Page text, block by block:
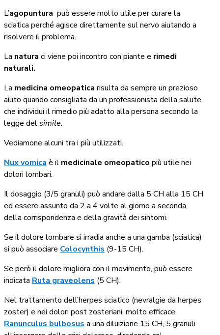
L’agopuntura può essere molto utile per curare la
sciatica perché agisce direttamente sul nervo aiutando a
risolvere il problema.
La natura ci viene poi incontro con piante e rimedi
naturali.
La medicina omeopatica risulta da sempre un prezioso
aiuto quando consigliata da un professionista della salute
che individui il rimedio più adatto alla persona secondo la
legge delsimile.
Vediamone alcuni tra i più utilizzati.
Nux vomica è il medicinale omeopatico più utile nei
dolori lombari.
Il dosaggio (3/5 granuli) può andare dalla 5 CH alla 15 CH
ed essere assunto da 2 a 4 volte al giorno a seconda
della corrispondenza e della gravità dei sintomi.
Se il dolore lombare si irradia anche a una gamba (sciatica)
si può associare Colocynthis (9-15 CH).
Se però il dolore migliora con il movimento, può essere
indicata Ruta graveolens (5 CH).
Nel trattamento dell’herpes sciatico (nevralgie da herpes
zoster) e nei dolori post zosteriani, molto efficace
Ranunculus bulbosus a una diluizione 15 CH, 5 granuli